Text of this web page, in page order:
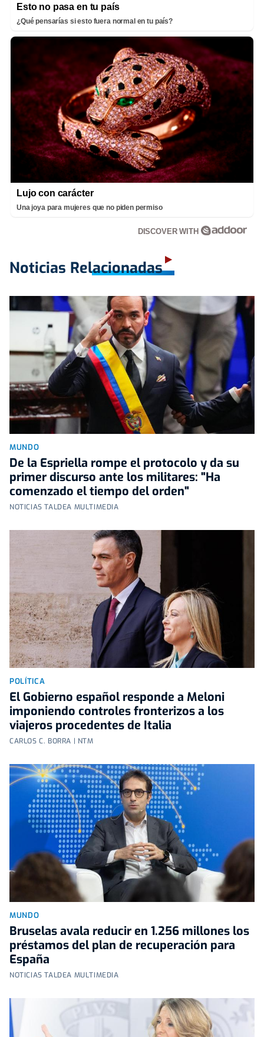
Esto no pasa en tu país
¿Qué pensarías si esto fuera normal en tu país?
Lujo con carácter
Una joya para mujeres que no piden permiso
DISCOVER WITH
Noticias Relacionadas
MUNDO
De la Espriella rompe el protocolo y da su
primer discurso ante los militares: "Ha
comenzado el tiempo del orden"
NOTICIAS TALDEA MULTIMEDIA
POLÍTICA
El Gobierno español responde a Meloni
imponiendo controles fronterizos a los
viajeros procedentes de Italia
CARLOS C. BORRA | NTM
MUNDO
Bruselas avala reducir en 1.256 millones los
préstamos del plan de recuperación para
España
NOTICIAS TALDEA MULTIMEDIA